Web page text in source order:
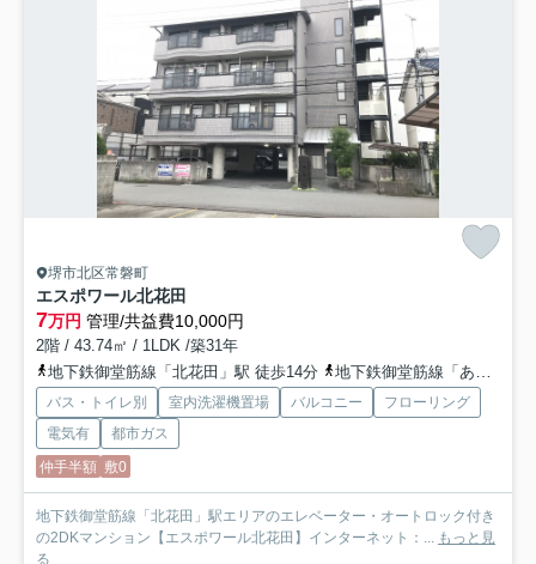
堺市北区常磐町
エスポワール北花田
7万円 管理/共益費10,000円
2階 / 43.74㎡ / 1LDK /築31年
地下鉄御堂筋線「北花田」駅 徒歩14分
地下鉄御堂筋線「あびこ」駅 徒歩18分
バス・トイレ別 室内洗濯機置場 バルコニー
フローリング
電気有
都市ガス
仲手半額 敷0
地下鉄御堂筋線「北花田」駅エリアのエレベーター・オートロック付き
の2DKマンション【エスポワール北花田】インターネット：... もっと見
る